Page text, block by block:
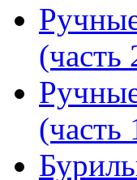
(часть
(часть